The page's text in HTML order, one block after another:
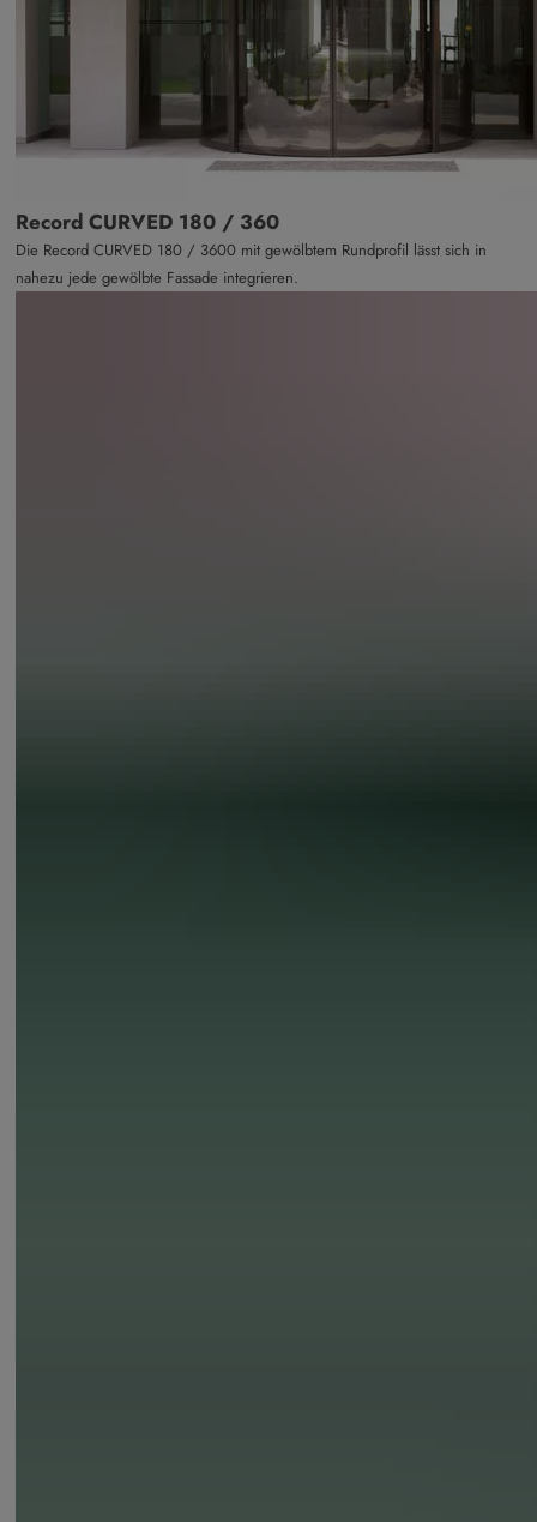
Record CURVED 180 / 360
Die Record CURVED 180 / 3600 mit gewölbtem Rundprofil lässt sich in
nahezu jede gewölbte Fassade integrieren.